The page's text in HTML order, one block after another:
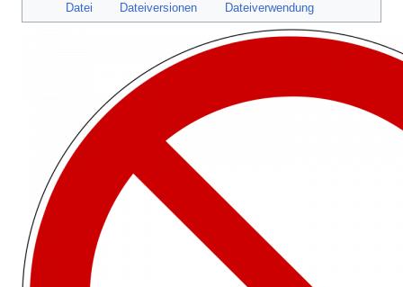
Datei Dateiversionen Dateiverwendung